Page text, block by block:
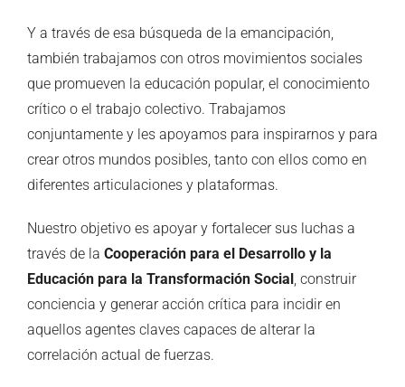
Y a través de esa búsqueda de la emancipación,
también trabajamos con otros movimientos sociales
que promueven la educación popular, el conocimiento
crítico o el trabajo colectivo. Trabajamos
conjuntamente y les apoyamos para inspirarnos y para
crear otros mundos posibles, tanto con ellos como en
diferentes articulaciones y plataformas.
Nuestro objetivo es apoyar y fortalecer sus luchas a
través de la Cooperación para el Desarrollo y la
Educación para la Transformación Social , construir
conciencia y generar acción crítica para incidir en
aquellos agentes claves capaces de alterar la
correlación actual de fuerzas.